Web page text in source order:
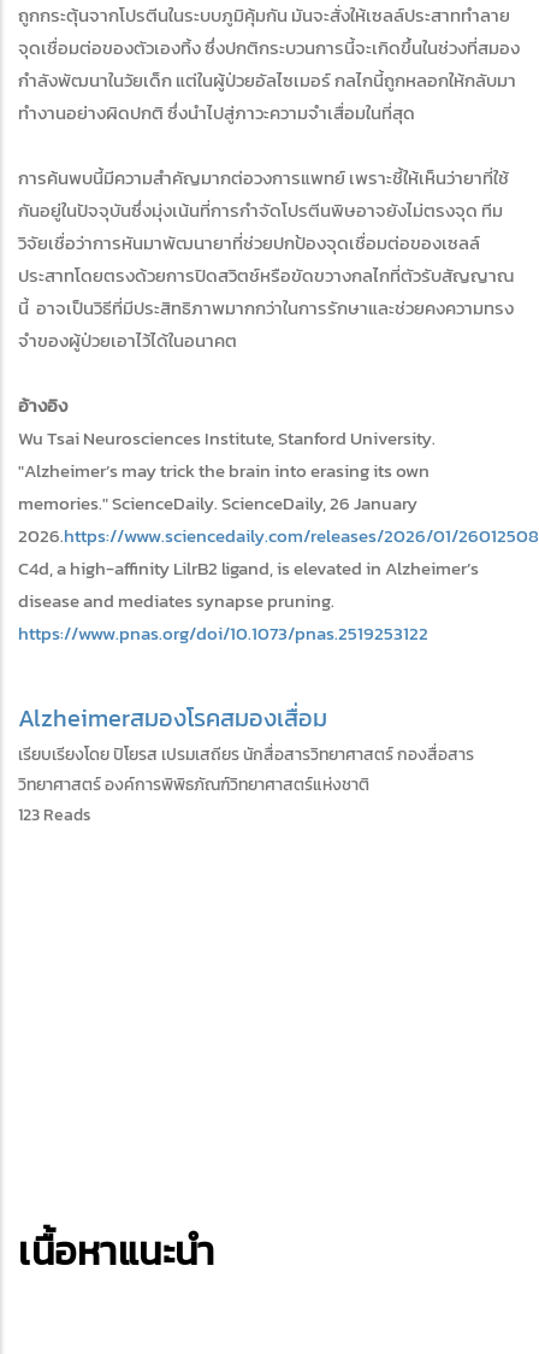
ถูกกระตุ้นจากโปรตีนในระบบภูมิคุ้มกัน มันจะสั่งให้เซลล์ประสาททำลาย
จุดเชื่อมต่อของตัวเองทิ้ง ซึ่งปกติกระบวนการนี้จะเกิดขึ้นในช่วงที่สมอง
กำลังพัฒนาในวัยเด็ก แต่ในผู้ป่วยอัลไซเมอร์ กลไกนี้ถูกหลอกให้กลับมา
ทำงานอย่างผิดปกติ ซึ่งนำไปสู่ภาวะความจำเสื่อมในที่สุด
การค้นพบนี้มีความสำคัญมากต่อวงการแพทย์ เพราะชี้ให้เห็นว่ายาที่ใช้
กันอยู่ในปัจจุบันซึ่งมุ่งเน้นที่การกำจัดโปรตีนพิษอาจยังไม่ตรงจุด ทีม
วิจัยเชื่อว่าการหันมาพัฒนายาที่ช่วยปกป้องจุดเชื่อมต่อของเซลล์
ประสาทโดยตรงด้วยการปิดสวิตช์หรือขัดขวางกลไกที่ตัวรับสัญญาณ
นี้ อาจเป็นวิธีที่มีประสิทธิภาพมากกว่าในการรักษาและช่วยคงความทรง
จำของผู้ป่วยเอาไว้ได้ในอนาคต
อ้างอิง
Wu Tsai Neurosciences Institute, Stanford University.
"Alzheimer’s may trick the brain into erasing its own
memories." ScienceDaily. ScienceDaily, 26 January
2026.https://www.sciencedaily.com/releases/2026/01/
C4d, a high-affinity LilrB2 ligand, is elevated in Alzheimer’s
disease and mediates synapse pruning.
https://www.pnas.org/doi/10.1073/pnas.2519253122
Alzheimerสมองโรคสมองเสื่อม
เรียบเรียงโดย ปิโยรส เปรมเสถียร นักสื่อสารวิทยาศาสตร์ กองสื่อสาร
วิทยาศาสตร์ องค์การพิพิธภัณฑ์วิทยาศาสตร์แห่งชาติ
123 Reads
เนื้อหาแนะนำ